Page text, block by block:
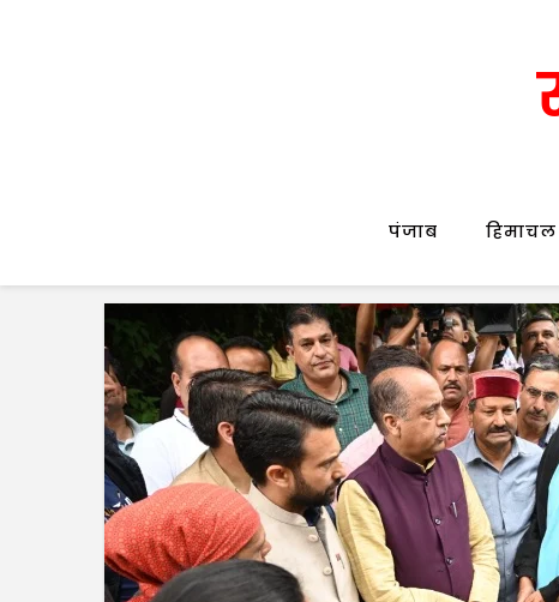
पंजाब हिमाचल